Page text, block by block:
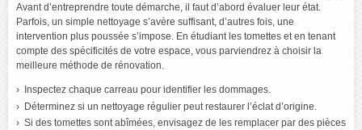
Avant d’entreprendre toute démarche, il faut d’abord évaluer leur état.
Parfois, un simple nettoyage s’avère suffisant, d’autres fois, une
intervention plus poussée s’impose. En étudiant les tomettes et en tenant
compte des spécificités de votre espace, vous parviendrez à choisir la
meilleure méthode de rénovation.
Inspectez chaque carreau pour identifier les dommages.
Déterminez si un nettoyage régulier peut restaurer l’éclat d’origine.
Si des tomettes sont abîmées, envisagez de les remplacer par des pièces